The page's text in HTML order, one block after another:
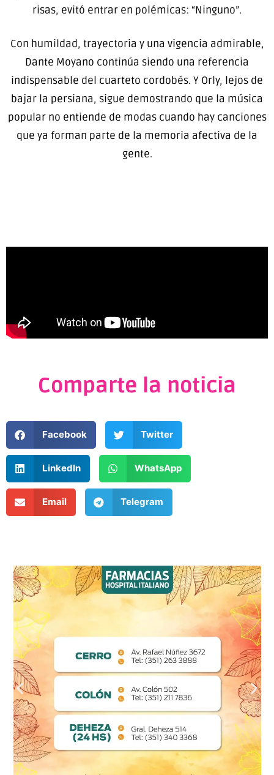
risas, evitó entrar en polémicas: “Ninguno”.
Con humildad, trayectoria y una vigencia admirable,
Dante Moyano continúa siendo una referencia
indispensable del cuarteto cordobés. Y Orly, lejos de
bajar la persiana, sigue demostrando que la música
popular no entiende de modas cuando hay canciones
que ya forman parte de la memoria afectiva de la
gente.
Comparte la noticia
Facebook Twitter
LinkedIn WhatsApp
Email Telegram